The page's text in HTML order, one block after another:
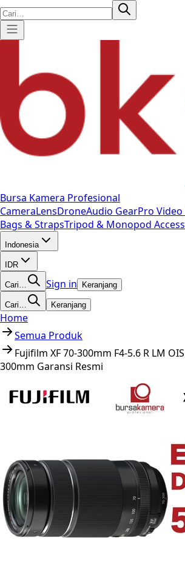
Bursa Kamera Profesional
CameraLensDroneAudio GearPro Video
Bags & StrapsTripod & Monopod
Indonesia
IDR
Cari… Sign in Keranjang
Cari… Keranjang
Home
Semua Produk
Fujifilm XF 70-300mm F4-5.6 R LM
300mm Garansi Resmi